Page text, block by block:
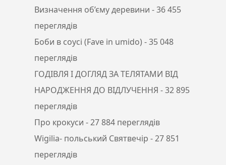
Визначення об’єму деревини - 36 455
переглядів
Боби в соусі (Fave in umido) - 35 048
переглядів
ГОДІВЛЯ І ДОГЛЯД ЗА ТЕЛЯТАМИ ВІД
НАРОДЖЕННЯ ДО ВІДЛУЧЕННЯ - 32 895
переглядів
Про крокуси - 27 884 переглядів
Wigilia- польський Святвечір - 27 851
переглядів